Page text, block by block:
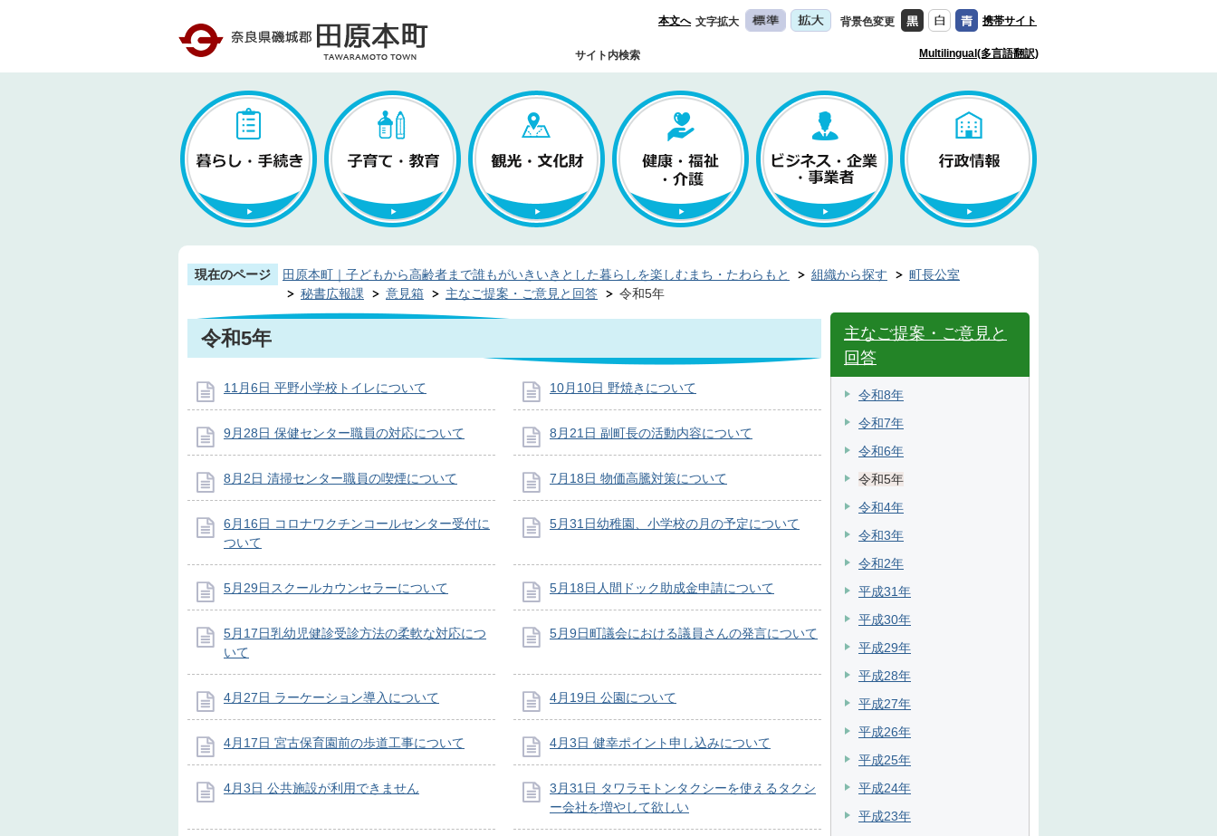
本文へ 文字拡大 背景色変更 携帯サイト
サイト内検索 Multilingual(多言語翻訳)
現在のページ 田原本町｜子どもから高齢者まで誰もがいきいきとした暮らしを楽しむまち・たわらもと 組織から探す
町長公室
秘書広報課
意見箱 主なご提案・ご意見と回答 令和5年
令和5年
11月6日 平野小学校トイレについて 10月10日 野焼きについて
9月28日 保健センター職員の対応について 8月21日 副町長の活動内容について
8月2日 清掃センター職員の喫煙について 7月18日 物価高騰対策について
6月16日 コロナワクチンコールセンター受付に
ついて
5月31日幼稚園、小学校の月の予定について
5月29日スクールカウンセラーについて 5月18日人間ドック助成金申請について
5月17日乳幼児健診受診方法の柔軟な対応につ
いて
5月9日町議会における議員さんの発言について
4月27日 ラーケーション導入について 4月19日 公園について
4月17日 宮古保育園前の歩道工事について 4月3日 健幸ポイント申し込みについて
4月3日 公共施設が利用できません
3月31日 タワラモトンタクシーを使えるタクシ
ー会社を増やして欲しい
主なご提案・ご意見と
回答
令和8年
令和7年
令和6年
令和5年
令和4年
令和3年
令和2年
平成31年
平成30年
平成29年
平成28年
平成27年
平成26年
平成25年
平成24年
平成23年